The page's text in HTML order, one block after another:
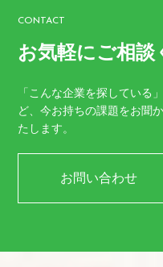
CONTACT
お気軽にご相談
「こんな企業を探している
ど、今お持ちの課題をお聞
たします。
お問い合わせ